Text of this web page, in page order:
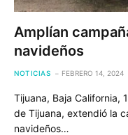
Amplían
navideños
NOTICIAS FEBRERO 14, 2024
Tijuana, Baja California,
de Tijuana, extendió la
navideños…